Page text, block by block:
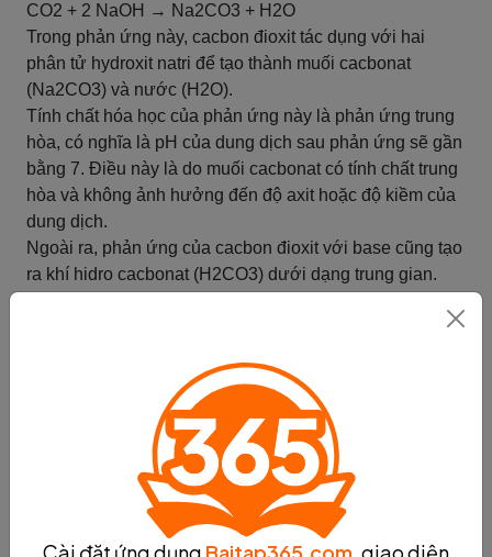
CO2 + 2 NaOH → Na2CO3 + H2O
Trong phản ứng này, cacbon đioxit tác dụng với hai
phân tử hydroxit natri để tạo thành muối cacbonat
(Na2CO3) và nước (H2O).
Tính chất hóa học của phản ứng này là phản ứng trung
hòa, có nghĩa là pH của dung dịch sau phản ứng sẽ gần
bằng 7. Điều này là do muối cacbonat có tính chất trung
hòa và không ảnh hưởng đến độ axit hoặc độ kiềm của
dung dịch.
Ngoài ra, phản ứng của cacbon đioxit với base cũng tạo
ra khí hidro cacbonat (H2CO3) dưới dạng trung gian.
Tuy nhiên, phản ứng này chỉ xảy ra khi có sự hiện diện
của một acid hoặc một enzyme có khả năng giúp phản
ứng phân hủy xảy ra.
Ứng dụng của cacbon đioxit